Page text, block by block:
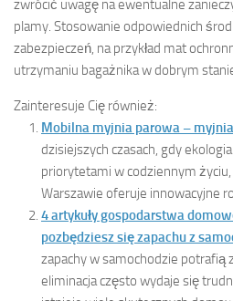
zwrócić uwagę na ewentualne
plamy. Stosowanie odpowiednich
zabezpieczeń, na przykład mat
utrzymaniu bagażnika w dobrym
Zainteresuje Cię również:
Mobilna myjnia parowa –
dzisiejszych czasach, gdy
priorytetami w codziennym
Warszawie oferuje innowacyjne
4 artykuły gospodarstwa
pozbędziesz się zapachu z
zapachy w samochodzie potrafią
eliminacja często wydaje się